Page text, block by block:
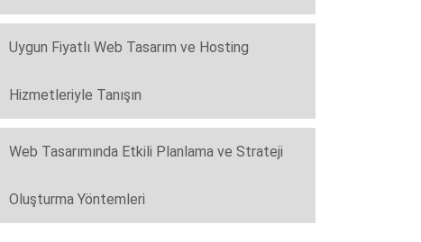
Uygun Fiyatlı Web Tasarım ve Hosting
Hizmetleriyle Tanışın
Web Tasarımında Etkili Planlama ve Strateji
Oluşturma Yöntemleri